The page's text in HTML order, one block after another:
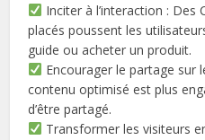
Inciter à l’interaction : Des
placés poussent les
guide ou acheter un produit.
Encourager le partage sur
contenu optimisé est plus
d’être partagé.
Transformer les visiteurs